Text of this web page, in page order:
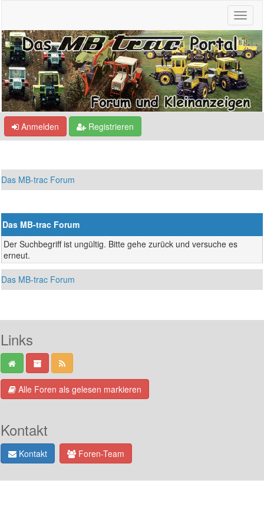
Anmelden Registrieren
Das MB-trac Forum
Das MB-trac Forum
Der Suchbegriff ist ungültig. Bitte gehe zurück und versuche es
erneut.
Das MB-trac Forum
Links
Alle Foren als gelesen markieren
Kontakt
Kontakt Foren-Team